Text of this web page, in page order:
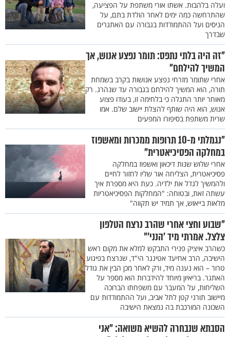
ועלה בלהבות. אשתו אורי משתפת על הפציעה,
שהתרחשה כמה ימים לאחר הולדת בתם, על
הניסים ועל ההתמודדות בגבורה עם האתגרים
שבדרך
"זה היה בלתי נתפס: תומר נפצע אנוש, אך
המשיך להילחם"
אחרי שתומר מזרחי נפצע אנושות בקרב בשמחת
תורה, הוא המשיך להילחם בגבורה עד שנהרג. רק
מאוחר יותר התגלה כי בלחימה זו, בעודו פצוע
אנוש, הוא היה שותף להצלת יישוב שלם. אמו
שרית משתפת בסיפורו המפעים
"נגמלתי מ-10 תרופות ממכרות ומאשפוז
במחלקה הפסיכיאטרית"
אחרי שלוש שנות דיכאון ואשפוז במחלקה
פסיכיאטרית, הצליחה אור שליו לחזור לחיים
ולהמשיך לגדל את ילדיה. כעת היא מספרת איך
עשתה זאת, ובטוחה: "המחלקות הפסיכיאטריות
מלאות בייאוש, אך תמיד יש תקווה"
"שבוע וחצי אחרי שהרב נרצח הטלפון
צלצל. אמרתי מיד 'הנני'"
כשהרב איציק פנירי התבקש למלא את מקום ראש
הישיבה, הרב אחיעד אטינגר הי"ד, שנרצח בפיגוע
טרור – הוא נענה מיד, ורק לאחר מכן הבין את גודל
האתגר. בריאיון מיוחד להידברות הוא מספר על
השליחות, על המעבר עם משפחתו הברוכה
מיישוב תורני קטן לתל אביב, ועל ההתמודדות עם
השכונה המורכבת בה נמצאת הישיבה
הסבתא שנבחרה להשיא משואה: "אני